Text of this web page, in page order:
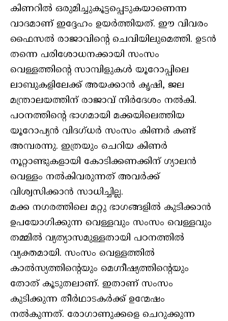
കിണറില്‍ ഒരുമിച്ചുകൂട്ടപ്പെടുകയാണെന്ന
വാദമാണ് ഇദ്ദേഹം ഉയര്‍ത്തിയത്. ഈ വിവരം
ഫൈസല്‍ രാജാവിന്റെ ചെവിയിലുമെത്തി. ഉടന്‍
തന്നെ പരിശോധനക്കായി സംസം
വെള്ളത്തിന്റെ സാമ്പിളുകള്‍ യൂറോപ്പിലെ
ലാബുകളിലേക്ക് അയക്കാന്‍ കൃഷി, ജല
മന്ത്രാലയത്തിന് രാജാവ് നിര്‍ദേശം നല്‍കി.
പഠനത്തിന്റെ ഭാഗമായി മക്കയിലെത്തിയ
യൂറോപ്യന്‍ വിദഗ്ധര്‍ സംസം കിണര്‍ കണ്ട്
അമ്പരന്നു. ഇത്രയും ചെറിയ കിണര്‍
നൂറ്റാണ്ടുകളായി കോടിക്കണക്കിന് ഗ്യാലന്‍
വെള്ളം നല്‍കിവരുന്നത് അവര്‍ക്ക്
വിശ്വസിക്കാന്‍ സാധിച്ചില്ല.
മക്ക നഗരത്തിലെ മറ്റു ഭാഗങ്ങളില്‍ കുടിക്കാന്‍
ഉപയോഗിക്കുന്ന വെള്ളവും സംസം വെള്ളവും
തമ്മില്‍ വ്യത്യാസമുള്ളതായി പഠനത്തില്‍
വ്യക്തമായി. സംസം വെള്ളത്തില്‍
കാല്‍സ്യത്തിന്റെയും മെഗ്നീഷ്യത്തിന്റെയും
തോത് കൂടുതലാണ്. ഇതാണ് സംസം
കുടിക്കുന്ന തീര്‍ഥാടകര്‍ക്ക് ഉന്മേഷം
നല്‍കുന്നത്. രോഗാണുക്കളെ ചെറുക്കുന്ന